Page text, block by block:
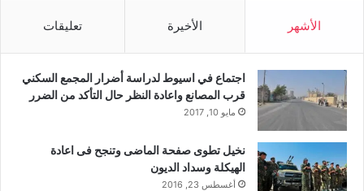
الأشهر الأخيرة تعليقات
اجتماع في اسيوط لدراسة أضرار المجمع السكني
قرب المصانع واعادة النظر حال التأكد من الضرر
مايو 10, 2017
نخيل تطوى صفحة الماضى وتنجح فى اعادة
الهيكلة وسداد الديون
أغسطس 23, 2016